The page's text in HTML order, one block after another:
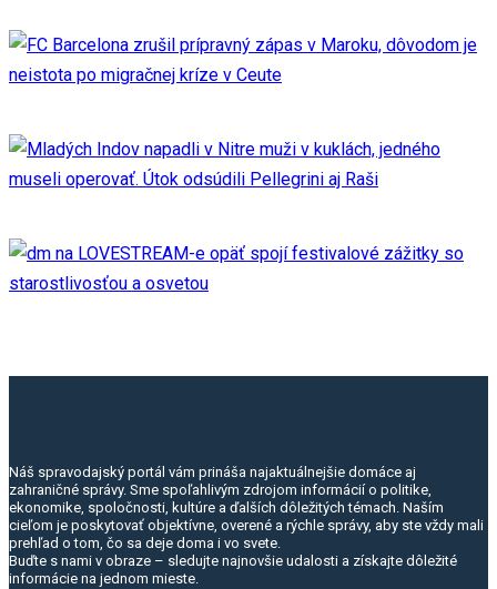
Náš spravodajský portál vám prináša najaktuálnejšie domáce aj
zahraničné správy. Sme spoľahlivým zdrojom informácií o politike,
ekonomike, spoločnosti, kultúre a ďalších dôležitých témach. Naším
cieľom je poskytovať objektívne, overené a rýchle správy, aby ste vždy mali
prehľad o tom, čo sa deje doma i vo svete.
Buďte s nami v obraze – sledujte najnovšie udalosti a získajte dôležité
informácie na jednom mieste.